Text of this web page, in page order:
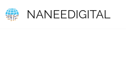
NANEEDIGITAL